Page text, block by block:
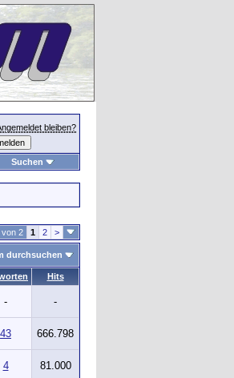
bleiben?
Suchen
von 2 1 2 >
durchsuchen
Hits
- -
43 666.798
4 81.000